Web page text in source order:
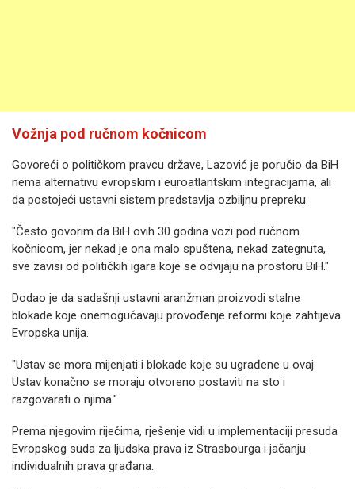
Vožnja pod ručnom kočnicom
Govoreći o političkom pravcu države, Lazović je poručio da BiH
nema alternativu evropskim i euroatlantskim integracijama, ali
da postojeći ustavni sistem predstavlja ozbiljnu prepreku.
"Često govorim da BiH ovih 30 godina vozi pod ručnom
kočnicom, jer nekad je ona malo spuštena, nekad zategnuta,
sve zavisi od političkih igara koje se odvijaju na prostoru BiH."
Dodao je da sadašnji ustavni aranžman proizvodi stalne
blokade koje onemogućavaju provođenje reformi koje zahtijeva
Evropska unija.
"Ustav se mora mijenjati i blokade koje su ugrađene u ovaj
Ustav konačno se moraju otvoreno postaviti na sto i
razgovarati o njima."
Prema njegovim riječima, rješenje vidi u implementaciji presuda
Evropskog suda za ljudska prava iz Strasbourga i jačanju
individualnih prava građana.